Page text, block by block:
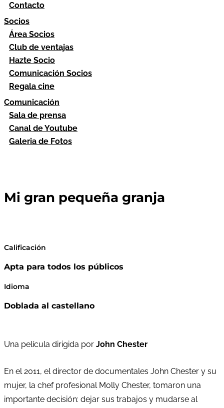
Contacto
Socios
Área Socios
Club de ventajas
Hazte Socio
Comunicación Socios
Regala cine
Comunicación
Sala de prensa
Canal de Youtube
Galeria de Fotos
Mi gran pequeña granja
Calificación
Apta para todos los públicos
Idioma
Doblada al castellano
Una película dirigida por John Chester
En el 2011, el director de documentales John Chester y su
mujer, la chef profesional Molly Chester, tomaron una
importante decisión: dejar sus trabajos y mudarse al